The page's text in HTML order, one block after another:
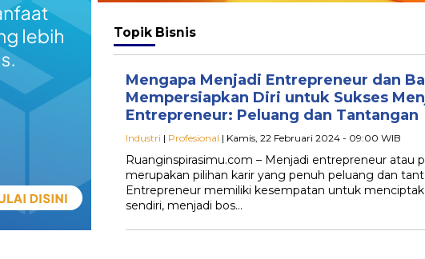
Topik Bisnis
Mengapa Menjadi Entrepreneur dan
Mempersiapkan Diri untuk Sukses
Entrepreneur: Peluang dan Tantangan
Industri | Profesional | Kamis, 22 Februari 2024 - 09:00 WIB
Ruanginspirasimu.com – Menjadi entrepreneur atau
merupakan pilihan karir yang penuh peluang dan
Entrepreneur memiliki kesempatan untuk
sendiri, menjadi bos…